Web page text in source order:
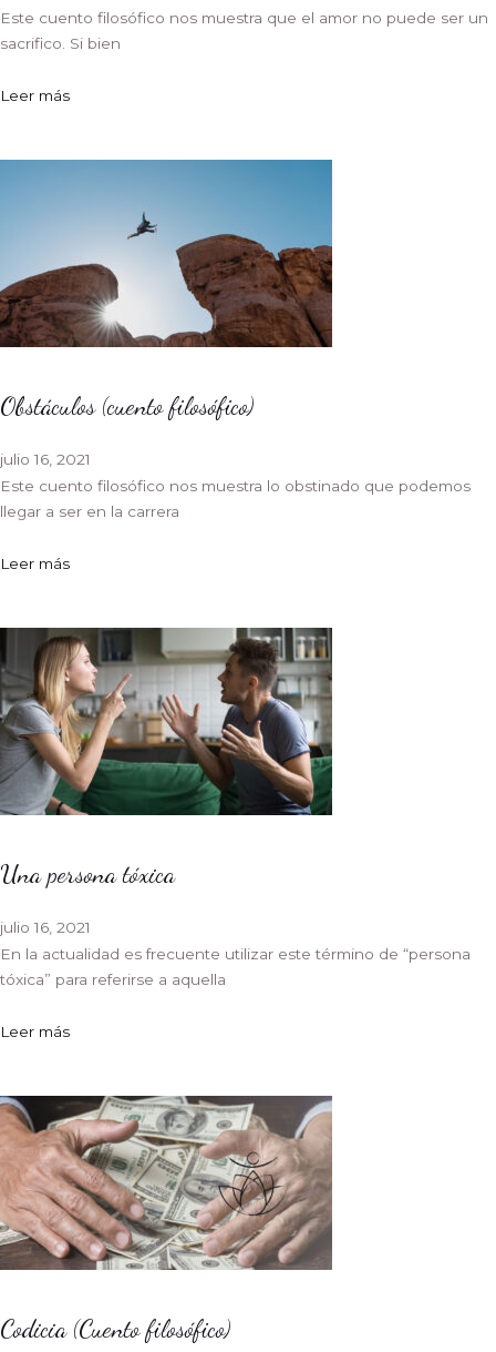
Este cuento filosófico nos muestra que el amor no puede ser un
sacrifico. Si bien
Leer más
Obstáculos (cuento filosófico)
julio 16, 2021
Este cuento filosófico nos muestra lo obstinado que podemos
llegar a ser en la carrera
Leer más
Una persona tóxica
julio 16, 2021
En la actualidad es frecuente utilizar este término de “persona
tóxica” para referirse a aquella
Leer más
Codicia (Cuento filosófico)